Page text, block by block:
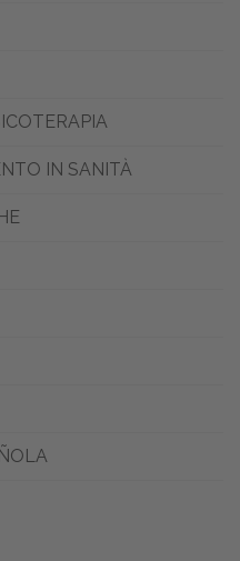
IN SANITÀ